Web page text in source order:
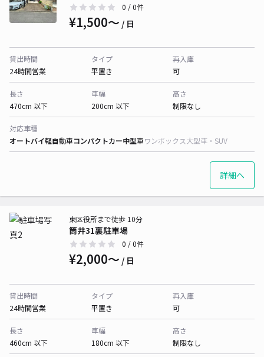
0 / 0件
¥1,500〜 / 日
貸出時間
24時間営業
タイプ
平置き
再入庫
可
長さ
470cm 以下
車幅
200cm 以下
高さ
制限なし
対応車種
オートバイ軽自動車コンパクトカー中型車ワンボックス大型車・SUV
詳細へ
筒井31裏駐車場
東区役所まで徒歩 10分
0 / 0件
¥2,000〜 / 日
貸出時間
24時間営業
タイプ
平置き
再入庫
可
長さ
460cm 以下
車幅
180cm 以下
高さ
制限なし